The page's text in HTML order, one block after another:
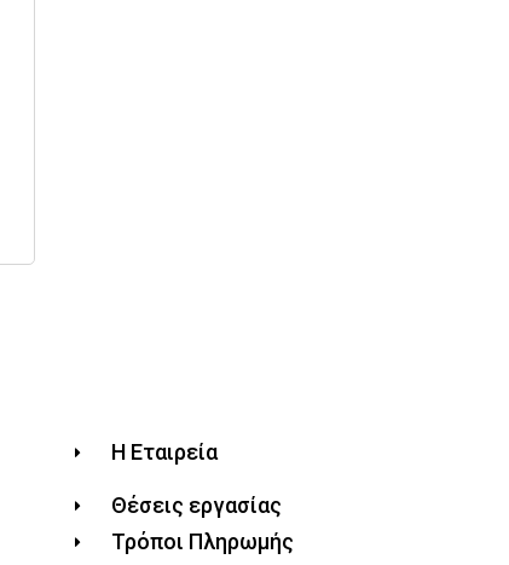
Η Εταιρεία
Θέσεις εργασίας
Τρόποι Πληρωμής